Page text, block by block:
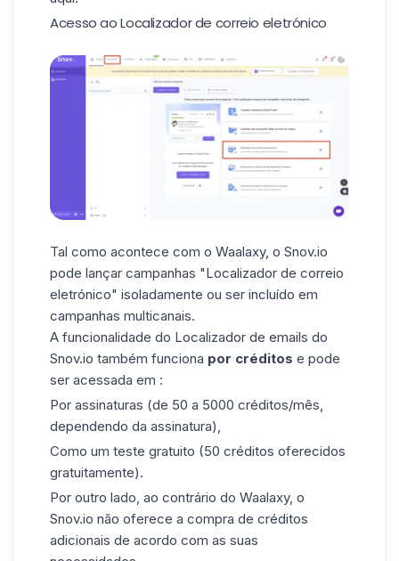
Acesso ao Localizador de correio eletrónico
Tal como acontece com o Waalaxy, o Snov.io
pode lançar campanhas "Localizador de correio
eletrónico" isoladamente ou ser incluído em
campanhas multicanais.
A funcionalidade do Localizador de emails do
Snov.io também funciona por créditos e pode
ser acessada em :
Por assinaturas (de 50 a 5000 créditos/mês,
dependendo da assinatura),
Como um teste gratuito (50 créditos oferecidos
gratuitamente).
Por outro lado, ao contrário do Waalaxy, o
Snov.io não oferece a compra de créditos
adicionais de acordo com as suas